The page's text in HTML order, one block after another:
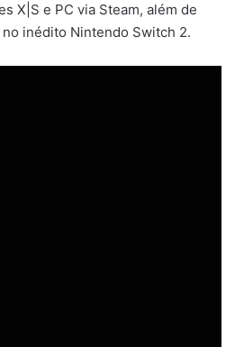
X|S e PC via Steam, além de
inédito Nintendo Switch 2.